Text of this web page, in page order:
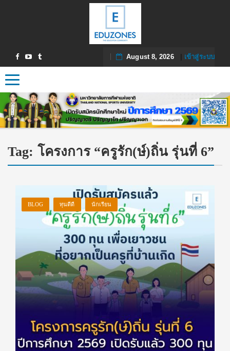
August 8, 2026| เข้าสู่ระบบ
Toggle navigation
Tag: โครงการ “ครูรัก(ษ์)ถิ่น รุ่นที่ 6”
BLOG ทุนดีดี นักเรียน